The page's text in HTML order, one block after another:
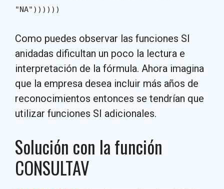
"NA"))))))
Como puedes observar las funciones SI
anidadas dificultan un poco la lectura e
interpretación de la fórmula. Ahora imagina
que la empresa desea incluir más años de
reconocimientos entonces se tendrían que
utilizar funciones SI adicionales.
Solución con la función
CONSULTAV